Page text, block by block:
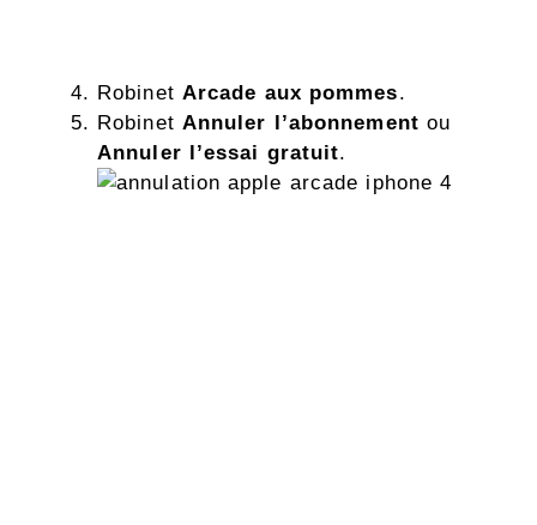
Robinet Arcade aux pommes.
Robinet Annuler l’abonnement ou
Annuler l’essai gratuit.